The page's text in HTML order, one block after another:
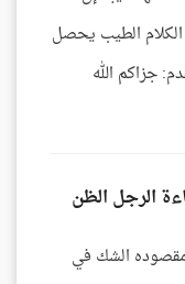
الكلام الطيب يحصل
جزاكم الله
الرجل الظن
الشك في